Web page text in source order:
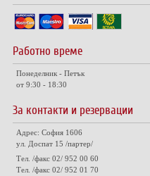
Работно време
Понеделник - Петък
от 9:30 - 18:30
За контакти и резервации
Адрес: София 1606
ул. Доспат 15 /партер/
Тел. /факс 02/ 952 00 60
Тел. /факс 02/ 952 01 70